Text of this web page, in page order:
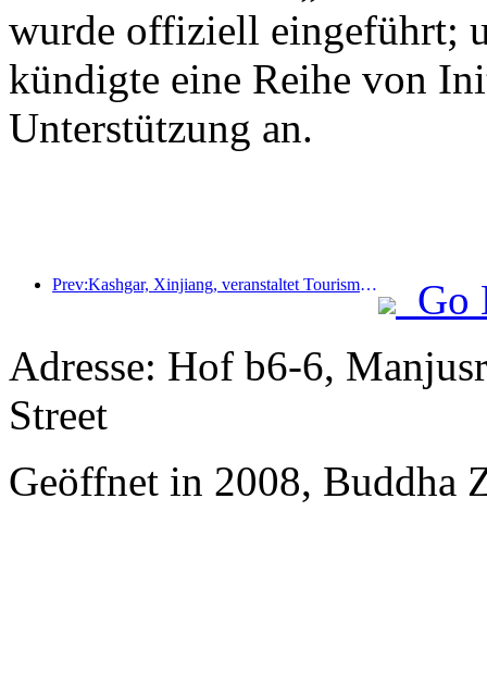
wurde offiziell eingeführt;
kündigte eine Reihe von
Unterstützung an.
Prev:Kashgar, Xinjiang, veranstaltet Tourismus-Werbeevent zur Förderung des interethnischen Austauschs.
Go
Adresse: Hof b6-6,
Street
Geöffnet in 2008, Buddha